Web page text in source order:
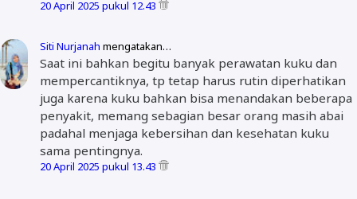
20 April 2025 pukul 12.43
Siti Nurjanah mengatakan…
Saat ini bahkan begitu banyak perawatan kuku dan
mempercantiknya, tp tetap harus rutin diperhatikan
juga karena kuku bahkan bisa menandakan beberapa
penyakit, memang sebagian besar orang masih abai
padahal menjaga kebersihan dan kesehatan kuku
sama pentingnya.
20 April 2025 pukul 13.43